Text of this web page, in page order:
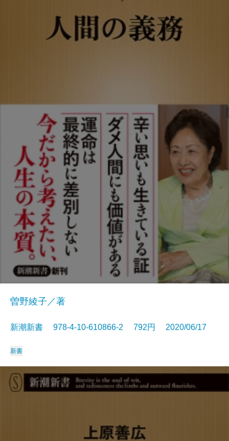
曽野綾子／著
新潮新書 978-4-10-610866-2 792円 2020/06/17
新書